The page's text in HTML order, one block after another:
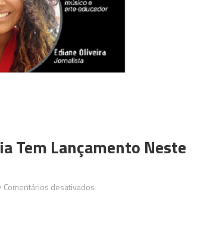
Tem Lançamento Neste
Comentários desativados